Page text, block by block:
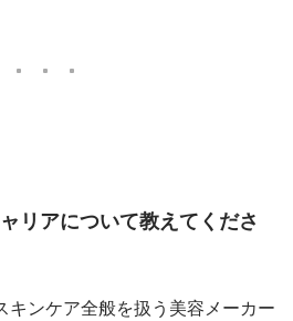
キンケア全般を扱う美容メーカー